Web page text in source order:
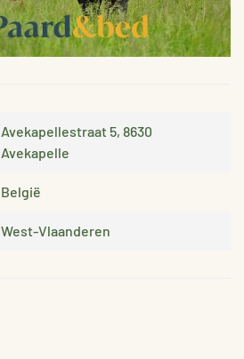
Avekapellestraat 5, 8630
Avekapelle
België
West-Vlaanderen